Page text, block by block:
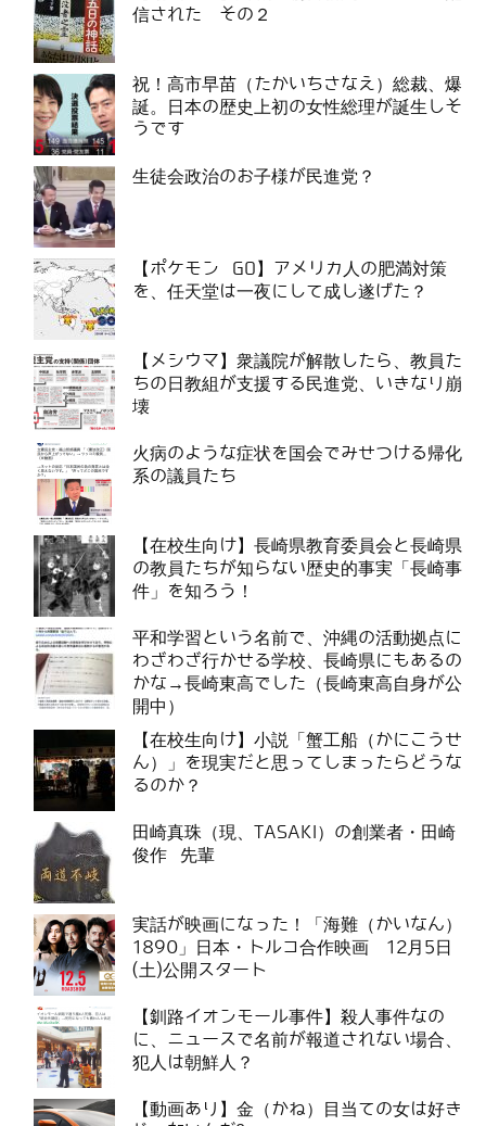
信された その２
祝！高市早苗（たかいちさなえ）総裁、爆
誕。日本の歴史上初の女性総理が誕生しそ
うです
生徒会政治のお子様が民進党？
【ポケモン GO】アメリカ人の肥満対策
を、任天堂は一夜にして成し遂げた？
【メシウマ】衆議院が解散したら、教員た
ちの日教組が支援する民進党、いきなり崩
壊
火病のような症状を国会でみせつける帰化
系の議員たち
【在校生向け】長崎県教育委員会と長崎県
の教員たちが知らない歴史的事実「長崎事
件」を知ろう！
平和学習という名前で、沖縄の活動拠点に
わざわざ行かせる学校、長崎県にもあるの
かな→長崎東高でした（長崎東高自身が公
開中）
【在校生向け】小説「蟹工船（かにこうせ
ん）」を現実だと思ってしまったらどうな
るのか？
田崎真珠（現、TASAKI）の創業者・田崎
俊作 先輩
実話が映画になった！「海難（かいなん）
1890」日本・トルコ合作映画 12月5日
(土)公開スタート
【釧路イオンモール事件】殺人事件なの
に、ニュースで名前が報道されない場合、
犯人は朝鮮人？
【動画あり】金（かね）目当ての女は好き